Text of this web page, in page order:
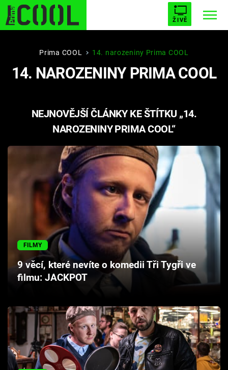
ŽIVĚ
STARHOUSE BUFFY, PŘEMOŽITELKA UPÍRŮ
ESCAPE PLNEJ KOTEL AVENGERS 5
Seriály
Cool Esport
Pořady
Sledujte prima+
Přihlášení
Prima COOL 14. narozeniny Prima COOL
14. NAROZENINY PRIMA COOL
NEJNOVĚJŠÍ ČLÁNKY KE ŠTÍTKU „14.
NAROZENINY PRIMA COOL“
FILMY
9 věcí, které nevíte o komedii Tři Tygři ve
filmu: JACKPOT